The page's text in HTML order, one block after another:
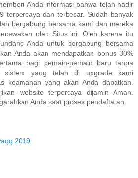
Anda informasi bahwa telah hadir
terpercaya dan terbesar. Sudah banyak
bergabung bersama kami dan mereka
oleh Situs ini. Oleh karena itu
Anda untuk bergabung bersama
Anda akan mendapatkan bonus 30%
bagi pemain-pemain baru tanpa
sistem yang telah di upgrade kami
keamanan yang akan Anda dapatkan.
website terpercaya dijamin Aman.
Anda saat proses pendaftaran.
2019